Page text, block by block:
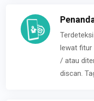
lewat fitur
/ atau
discan.